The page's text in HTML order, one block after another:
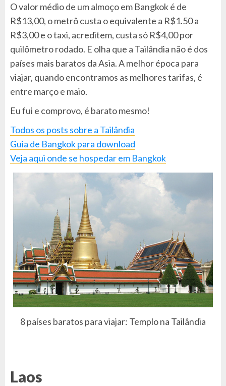
O valor médio de um almoço em Bangkok é de
R$13,00, o metrô custa o equivalente a R$1.50 a
R$3,00 e o taxi, acreditem, custa só R$4,00 por
quilômetro rodado. E olha que a Tailândia não é dos
países mais baratos da Asia. A melhor época para
viajar, quando encontramos as melhores tarifas, é
entre março e maio.
Eu fui e comprovo, é barato mesmo!
Todos os posts sobre a Tailândia
Guia de Bangkok para download
Veja aqui onde se hospedar em Bangkok
8 países baratos para viajar: Templo na Tailândia
Laos